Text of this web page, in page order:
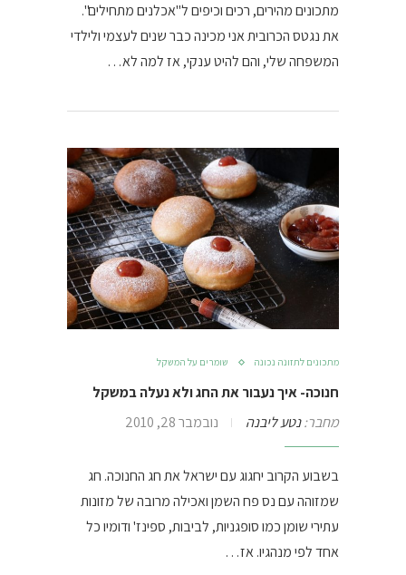
מתכונים מהירים, רכים וכיפים ל"אכלנים מתחילים".
את נגטס הכרובית אני מכינה כבר שנים לעצמי ולילדי
המשפחה שלי, והם להיט ענקי, אז למה לא…
מתכונים לתזונה נכונה שומרים על המשקל
חנוכה- איך נעבור את החג ולא נעלה במשקל
מחבר:נטע ליבנה נובמבר 28, 2010
בשבוע הקרוב יחגוג עם ישראל את חג החנוכה. חג
שמזוהה עם נס פח השמן ואכילה מרובה של מזונות
עתירי שומן כמו סופגניות, לביבות, ספינז' ודומיו כל
אחד לפי מנהגיו. אז…